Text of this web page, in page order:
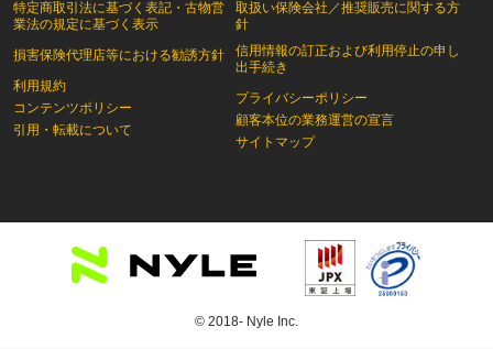
特定商取引法に基づく表記・古物営
業法の規定に基づく表示
損害保険代理店等における勧誘方針
利用規約
コンテンツポリシー
引用・転載について
取扱い保険会社／推奨販売に関する方
針
信用情報の訂正および利用停止の申し
出手続き
プライバシーポリシー
顧客本位の業務運営の宣言
サイトマップ
© 2018- Nyle Inc.